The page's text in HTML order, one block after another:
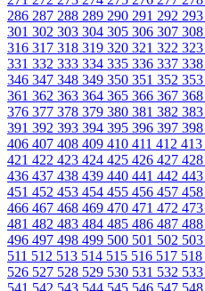
286 287 288 289 290 291 292 293
301 302 303 304 305 306 307 308
316 317 318 319 320 321 322 323
331 332 333 334 335 336 337 338
346 347 348 349 350 351 352 353
361 362 363 364 365 366 367 368
376 377 378 379 380 381 382 383
391 392 393 394 395 396 397 398
406 407 408 409 410 411 412 413
421 422 423 424 425 426 427 428
436 437 438 439 440 441 442 443
451 452 453 454 455 456 457 458
466 467 468 469 470 471 472 473
481 482 483 484 485 486 487 488
496 497 498 499 500 501 502 503
511 512 513 514 515 516 517 518
526 527 528 529 530 531 532 533
541 542 543 544 545 546 547 548